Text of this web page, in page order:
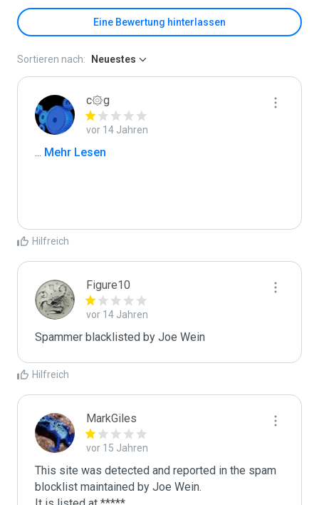
Eine Bewertung hinterlassen
Sortieren nach: Neuestes
c۞g
vor 14 Jahren
... Mehr Lesen
Hilfreich
Figure10
vor 14 Jahren
Spammer blacklisted by Joe Wein
Hilfreich
MarkGiles
vor 15 Jahren
This site was detected and reported in the spam
blocklist maintained by Joe Wein.